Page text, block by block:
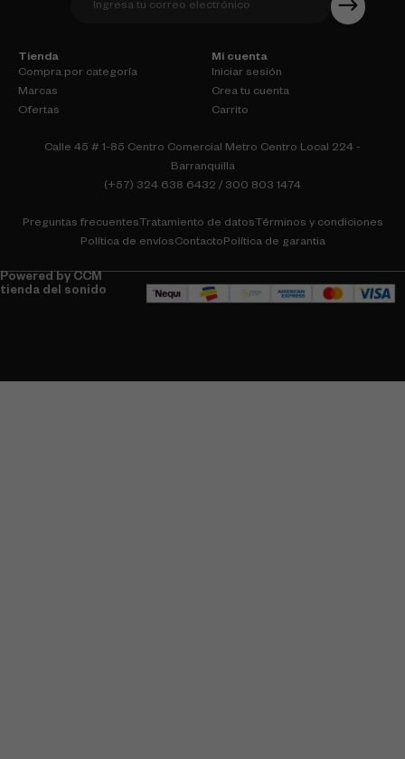
Tienda
Compra por categoría
Marcas
Ofertas
Mi cuenta
Iniciar sesión
Crea tu cuenta
Carrito
Calle 45 # 1-85 Centro Comercial Metro Centro Local 224 -
Barranquilla
(+57) 324 638 6432 / 300 803 1474
Preguntas frecuentes Tratamiento de datos Términos y condiciones
Política de envíosContactoPolítica de garantia
Powered by CCM
tienda del sonido